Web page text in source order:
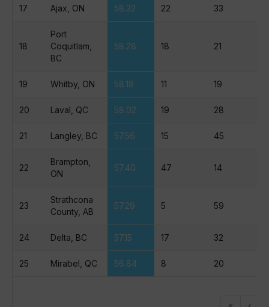
17 Ajax, ON 58.32 22 33
18
Port
Coquitlam,
BC
58.28 18 21
19 Whitby, ON 58.18 11 19
20 Laval, QC 58.02 19 28
21 Langley, BC 57.56 15 45
22
Brampton,
ON
57.40 47 14
23
Strathcona
County, AB
57.29 5 59
24 Delta, BC 57.15 17 32
25 Mirabel, QC 56.84 8 20